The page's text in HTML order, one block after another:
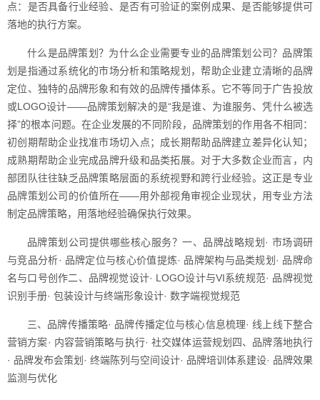
点：是否具备行业经验、是否有可验证的案例成果、是否能够提供可
落地的执行方案。
什么是品牌策划？为什么企业需要专业的品牌策划公司？品牌策
划是指通过系统化的市场分析和策略规划，帮助企业建立清晰的品牌
定位、独特的品牌形象和有效的品牌传播体系。它不等同于广告投放
或LOGO设计——品牌策划解决的是“我是谁、为谁服务、凭什么被选
择”的根本问题。在企业发展的不同阶段，品牌策划的作用各不相同：
初创期帮助企业找准市场切入点；成长期帮助品牌建立差异化认知；
成熟期帮助企业完成品牌升级和品类拓展。对于大多数企业而言，内
部团队往往缺乏品牌策略层面的系统视野和跨行业经验。这正是专业
品牌策划公司的价值所在——用外部视角审视企业现状，用专业方法
制定品牌策略，用落地经验确保执行效果。
品牌策划公司提供哪些核心服务？一、品牌战略规划· 市场调研
与竞品分析· 品牌定位与核心价值提炼· 品牌架构与品类规划· 品牌命
名与口号创作二、品牌视觉设计· LOGO设计与VI系统规范· 品牌视觉
识别手册· 包装设计与终端形象设计· 数字端视觉规范
三、品牌传播策略· 品牌传播定位与核心信息梳理· 线上线下整合
营销方案· 内容营销策略与执行· 社交媒体运营规划四、品牌落地执行
· 品牌发布会策划· 终端陈列与空间设计· 品牌培训体系建设· 品牌效果
监测与优化